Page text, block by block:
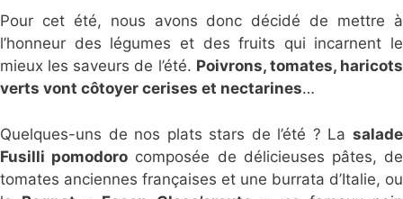
Pour cet été, nous avons donc décidé de mettre à
l’honneur des légumes et des fruits qui incarnent le
mieux les saveurs de l’été. Poivrons, tomates, haricots
verts vont côtoyer cerises et nectarines…
Quelques-uns de nos plats stars de l’été ? La salade
Fusilli pomodoro composée de délicieuses pâtes, de
tomates anciennes françaises et une burrata d’Italie, ou